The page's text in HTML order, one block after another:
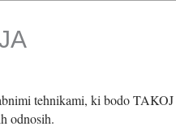
tehnikami, ki bodo TAKOJ
odnosih.